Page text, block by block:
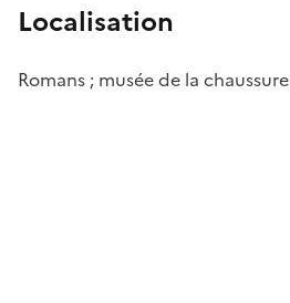
Localisation
Romans ; musée de la chaussure